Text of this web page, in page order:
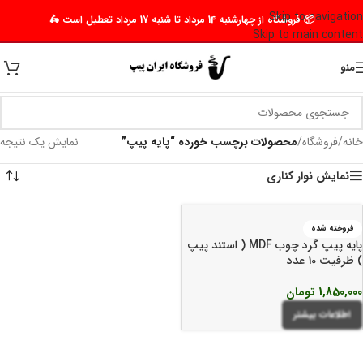
Skip to navigation
Skip to main content
📦 فروشگاه از چهارشنبه 14 مرداد تا شنبه 17 مرداد تعطیل است 🛵
منو
خانه/فروشگاه/محصولات برچسب خورده “پایه پیپ”
نمایش یک نتیجه
نمایش نوار کناری
فروخته شده
پایه پیپ گرد چوب MDF ( استند پیپ
) ظرفیت 10 عدد
1,850,000 تومان
اطلاعات بیشتر